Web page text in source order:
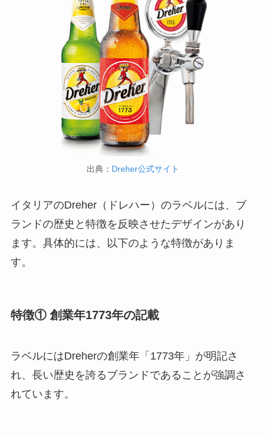
出典： Dreher公式サイト
イタリアのDreher（ドレハー）のラベルには、ブ
ランドの歴史と特徴を反映させたデザインがあり
ます。具体的には、以下のような特徴がありま
す。
特徴① 創業年1773年の記載
ラベルにはDreherの創業年「1773年」が明記さ
れ、長い歴史を誇るブランドであることが強調さ
れています。